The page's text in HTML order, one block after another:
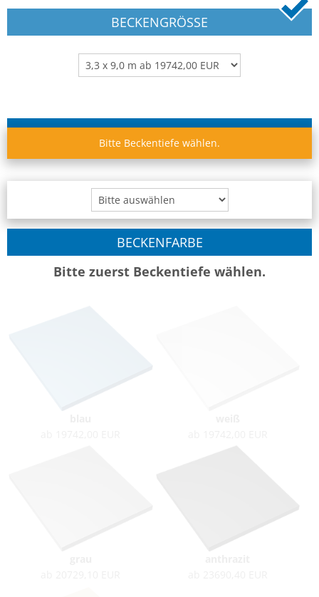
BECKENGRÖSSE
BECKENTIEFE
Bitte Beckentiefe wählen.
BECKENFARBE
Bitte zuerst Beckentiefe wählen.